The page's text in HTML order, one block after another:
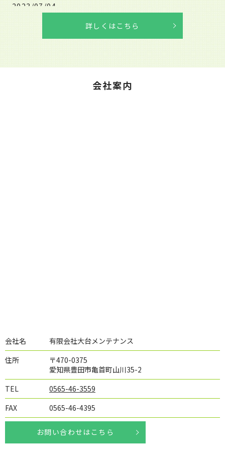
2023/07/04
許可証を更新しました。
2022/10/10
環境方針を更新しました。
詳しくはこちら
会社案内
会社名
有限会社大台メンテナンス
住所
〒470-0375
愛知県豊田市亀首町山川35-2
TEL
0565-46-3559
FAX
0565-46-4395
お問い合わせはこちら